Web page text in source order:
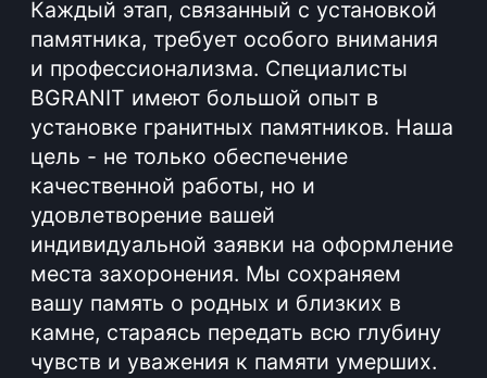
Политика конфиденциальности
Все права защищены